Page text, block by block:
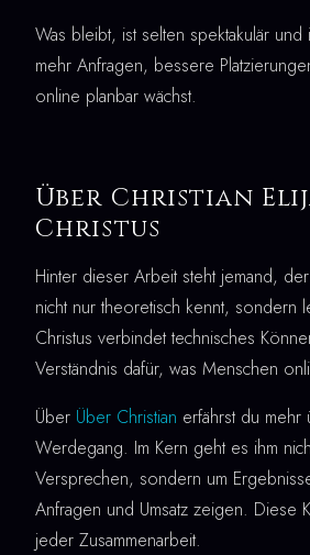
Was bleibt, ist selten spektakulär
mehr Anfragen, bessere
online planbar wächst.
Über Christian
Christus
Hinter dieser Arbeit steht jemand,
nicht nur theoretisch kennt, sondern
Christus verbindet technisches
Verständnis dafür, was Menschen
Über Über Christian erfährst du mehr
Werdegang. Im Kern geht es ihm
Versprechen, sondern um
Anfragen und Umsatz zeigen. Diese
jeder Zusammenarbeit.